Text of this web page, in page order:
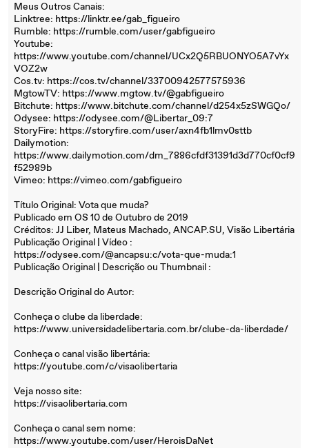
Meus Outros Canais:
Linktree: https://linktr.ee/gab_figueiro
Rumble: https://rumble.com/user/gabfigueiro
Youtube:
https://www.youtube.com/channel/UCx2Q5RBUONYO5A7vYx
VOZ2w
Cos.tv: https://cos.tv/channel/33700942577575936
MgtowTV: https://www.mgtow.tv/@gabfigueiro
Bitchute: https://www.bitchute.com/channel/d254x5zSWGQo/
Odysee: https://odysee.com/@Libertar_09:7
StoryFire: https://storyfire.com/user/axn4fb1lmv0sttb
Dailymotion:
https://www.dailymotion.com/dm_7886cfdf31391d3d770cf0cf9
f52989b
Vimeo: https://vimeo.com/gabfigueiro
Título Original: Vota que muda?
Publicado em OS 10 de Outubro de 2019
Créditos: JJ Liber, Mateus Machado, ANCAP.SU, Visão Libertária
Publicação Original | Vídeo :
https://odysee.com/@ancapsu:c/vota-que-muda:1
Publicação Original | Descrição ou Thumbnail :
Descrição Original do Autor:
Conheça o clube da liberdade:
https://www.universidadelibertaria.com.br/clube-da-liberdade/
Conheça o canal visão libertária:
https://youtube.com/c/visaolibertaria
Veja nosso site:
https://visaolibertaria.com
Conheça o canal sem nome:
https://www.youtube.com/user/HeroisDaNet